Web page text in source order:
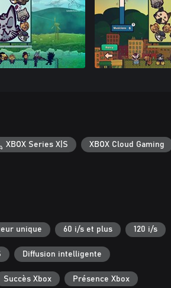
XBOX Series X|S XBOX Cloud Gaming
unique 60 i/s et plus 120 i/s
Diffusion intelligente
Succès Xbox Présence Xbox